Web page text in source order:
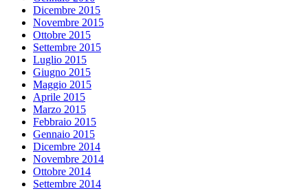
Dicembre 2015
Novembre 2015
Ottobre 2015
Settembre 2015
Luglio 2015
Giugno 2015
Maggio 2015
Aprile 2015
Marzo 2015
Febbraio 2015
Gennaio 2015
Dicembre 2014
Novembre 2014
Ottobre 2014
Settembre 2014